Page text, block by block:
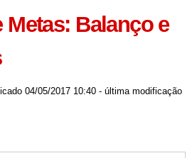
Metas: Balanço e
04/05/2017 10:40 - última modificação